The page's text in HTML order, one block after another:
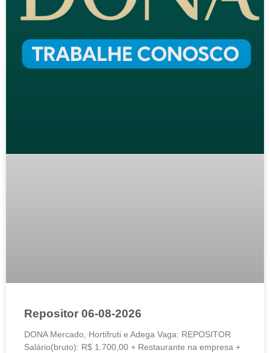
Repositor 06-08-2026
DONA Mercado, Hortifruti e Adega Vaga: REPOSITOR
Salário(bruto): R$ 1.700,00 + Restaurante na empresa +